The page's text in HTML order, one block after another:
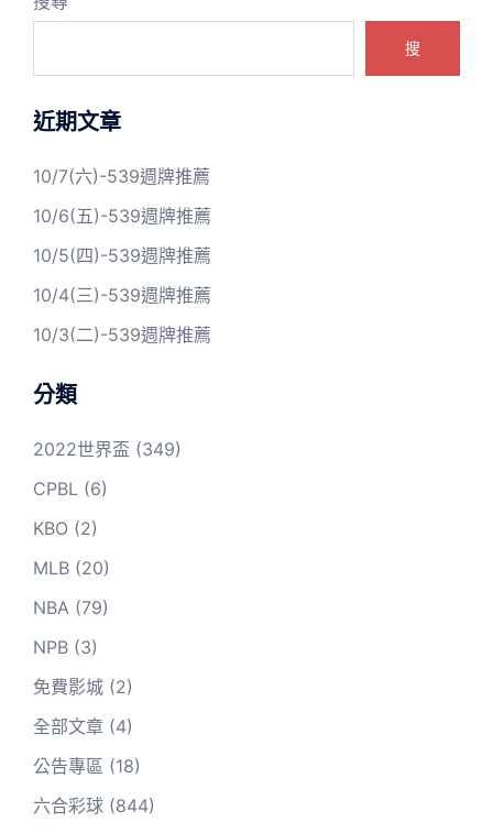
搜
近期文章
10/7(六)-539週牌推薦
10/6(五)-539週牌推薦
10/5(四)-539週牌推薦
10/4(三)-539週牌推薦
10/3(二)-539週牌推薦
分類
2022世界盃 (349)
CPBL (6)
KBO (2)
MLB (20)
NBA (79)
NPB (3)
免費影城 (2)
全部文章 (4)
公告專區 (18)
六合彩球 (844)